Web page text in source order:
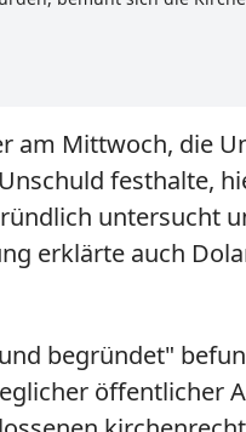
am Mittwoch, die
festhalte,
untersucht
erklärte auch
begründet"
öffentlicher